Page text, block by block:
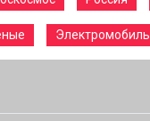
Электромобиль